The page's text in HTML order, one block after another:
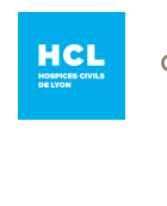
Aller
contenu
principal